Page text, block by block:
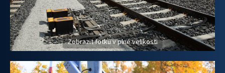
Zobrazit fotku v plné velikosti